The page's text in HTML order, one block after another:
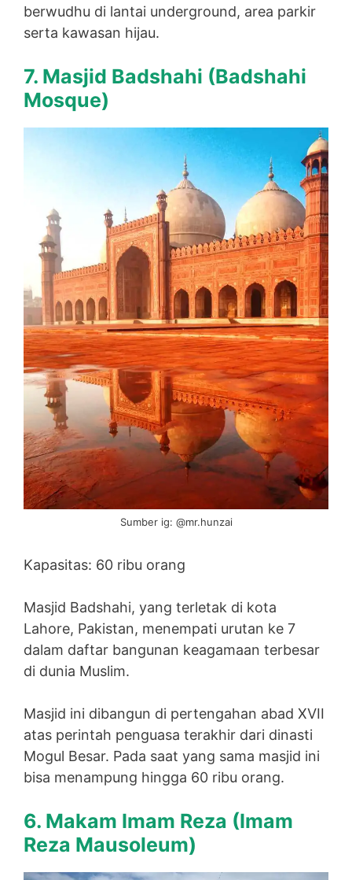
berwudhu di lantai underground, area parkir
serta kawasan hijau.
7. Masjid Badshahi (Badshahi
Mosque)
Sumber ig: @mr.hunzai
Kapasitas: 60 ribu orang
Masjid Badshahi, yang terletak di kota
Lahore, Pakistan, menempati urutan ke 7
dalam daftar bangunan keagamaan terbesar
di dunia Muslim.
Masjid ini dibangun di pertengahan abad XVII
atas perintah penguasa terakhir dari dinasti
Mogul Besar. Pada saat yang sama masjid ini
bisa menampung hingga 60 ribu orang.
6. Makam Imam Reza (Imam
Reza Mausoleum)